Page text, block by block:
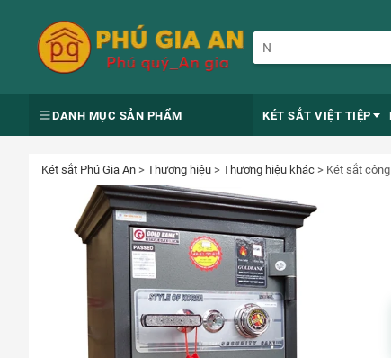
DANH MỤC SẢN PHẨM KÉT SẮT VIỆT TIỆP
Két sắt Phú Gia An > Thương hiệu > Thương hiệu khác > Két sắt